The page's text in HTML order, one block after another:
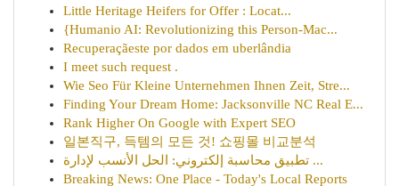
Little Heritage Heifers for Offer : Locat...
{Humanio AI: Revolutionizing this Person-Mac...
Recuperaçãeste por dados em uberlândia
I meet such request .
Wie Seo Für Kleine Unternehmen Ihnen Zeit, Stre...
Finding Your Dream Home: Jacksonville NC Real E...
Rank Higher On Google with Expert SEO
일본직구, 득템의 모든 것! 쇼핑몰 비교분석
تطبيق محاسبة إلكتروني: الحل الأنسب لإدارة ...
Breaking News: One Place - Today's Local Reports